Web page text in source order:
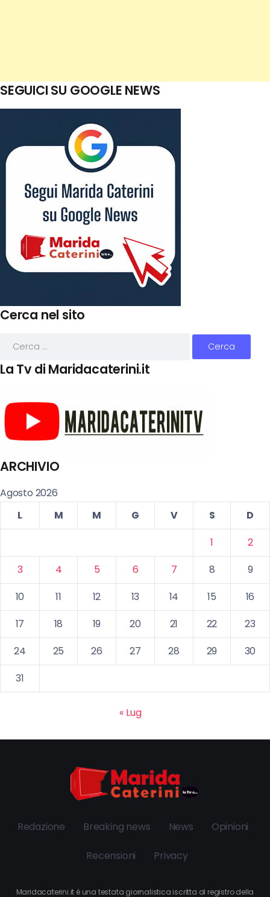
SEGUICI SU GOOGLE NEWS
Cerca nel sito
La Tv di Maridacaterini.it
ARCHIVIO
Agosto 2026
L
M M G V S
D
1
2
3
4 5 6 7 8
9
10
11 12 13 14 15
16
17
18 19 20 21 22
23
24
25 26 27 28 29
30
31
« Lug
Redazione Breaking news News Opinioni
Recensioni Privacy
Maridacaterini.it è una testata giornalistica iscritta al registro della